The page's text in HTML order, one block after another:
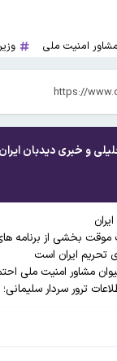
مشاور امنیت ملی
و خبریدیدبان ایران
موقت بخشی از برنامه
تحریم ایران است
مشاور امنیت ملی
ترور سردار